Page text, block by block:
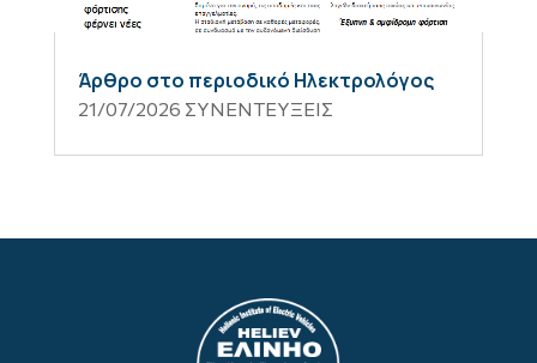
Άρθρο στο περιοδικό Ηλεκτρολόγος
21/07/2026 ΣΥΝΕΝΤΕΥΞΕΙΣ